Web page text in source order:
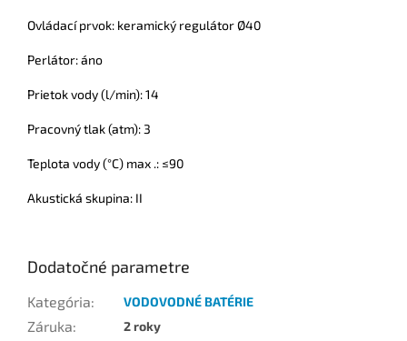
Ovládací prvok: keramický regulátor Ø40
Perlátor: áno
Prietok vody (l/min): 14
Pracovný tlak (atm): 3
Teplota vody (°C) max .: ≤90
Akustická skupina: II
Dodatočné parametre
Kategória: VODOVODNÉ BATÉRIE
Záruka: 2 roky